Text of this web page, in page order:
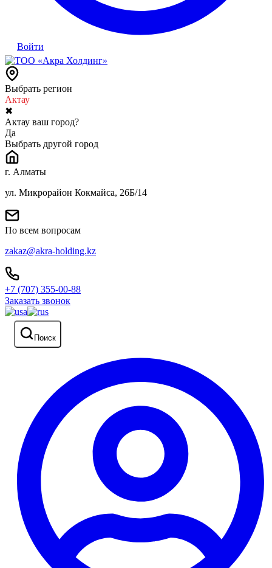
Войти
Выбрать регион
Актау
✖
Актау ваш город?
Да
Выбрать другой город
г. Алматы
ул. Микрорайон Кокмайса, 26Б/14
По всем вопросам
zakaz@akra-holding.kz
+7 (707) 355-00-88
Заказать звонок
Поиск